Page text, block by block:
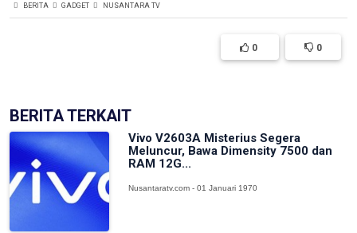
BERITA GADGET NUSANTARA TV
0 0
BERITA TERKAIT
Vivo V2603A Misterius Segera
Meluncur, Bawa Dimensity 7500 dan
RAM 12G...
Nusantaratv.com - 01 Januari 1970